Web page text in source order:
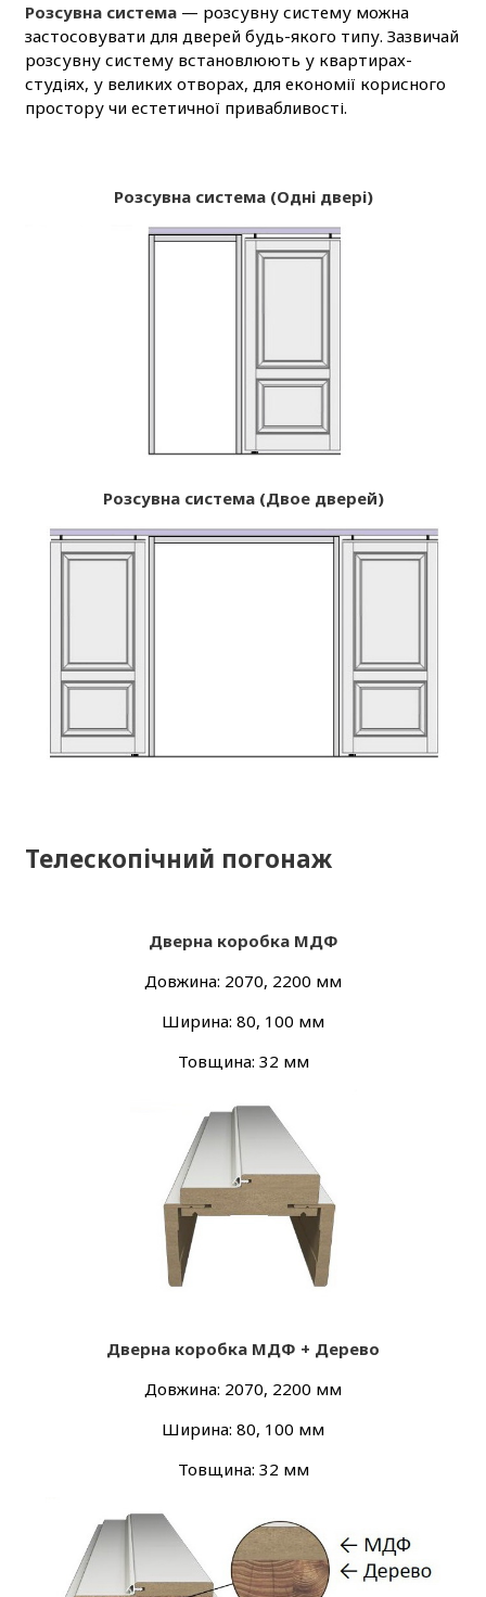
Розсувна система— розсувну систему можна
застосовувати для дверей будь-якого типу. Зазвичай
розсувну систему встановлюють у квартирах-
студіях, у великих отворах, для економії корисного
простору чи естетичної привабливості.
Розсувна система (Одні двері)
Розсувна система (Двое дверей)
Телескопічний погонаж
Дверна коробка МДФ
Довжина: 2070, 2200 мм
Ширина: 80, 100 мм
Товщина: 32 мм
Дверна коробка МДФ + Дерево
Довжина: 2070, 2200 мм
Ширина: 80, 100 мм
Товщина: 32 мм